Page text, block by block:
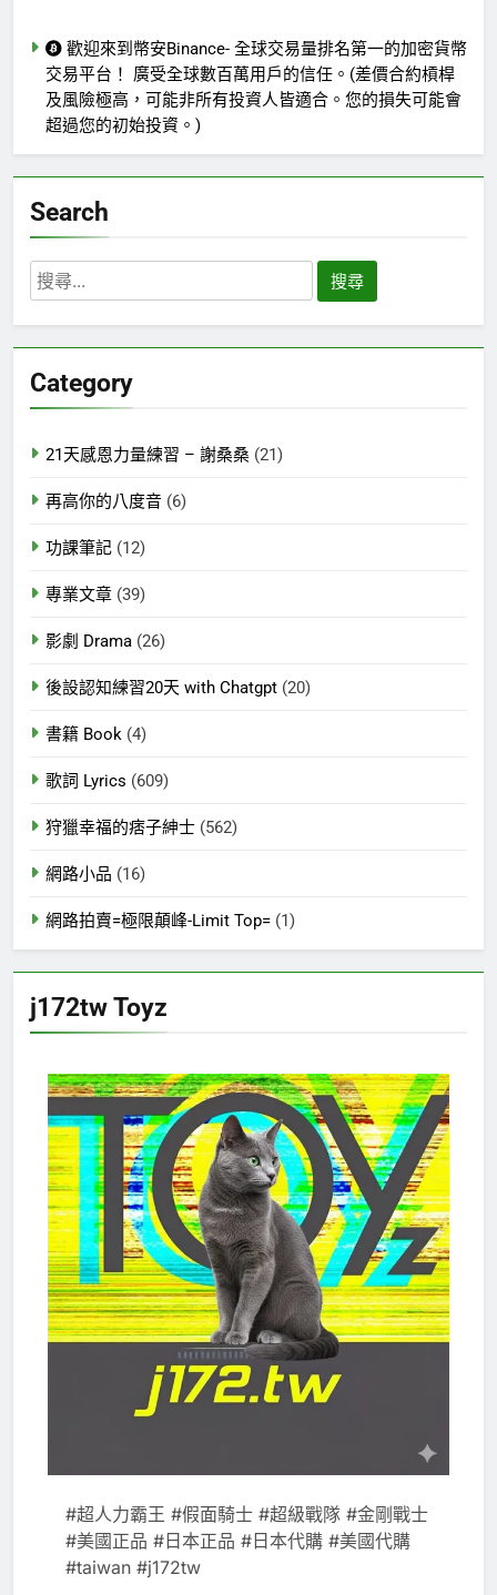
歡迎來到幣安Binance- 全球交易量排名第一的加密貨幣
交易平台！ 廣受全球數百萬用戶的信任。(差價合約槓桿
及風險極高，可能非所有投資人皆適合。您的損失可能會
超過您的初始投資。)
Search
搜
尋
字:
Category
21天感恩力量練習 – 謝桑桑 (21)
再高你的八度音 (6)
功課筆記 (12)
專業文章 (39)
影劇 Drama (26)
後設認知練習20天 with Chatgpt (20)
書籍 Book (4)
歌詞 Lyrics (609)
狩獵幸福的痞子紳士 (562)
網路小品 (16)
網路拍賣=極限顛峰-Limit Top= (1)
j172tw Toyz
#超人力霸王 #假面騎士 #超級戰隊 #金剛戰士
#美國正品 #日本正品 #日本代購 #美國代購
#taiwan #j172tw